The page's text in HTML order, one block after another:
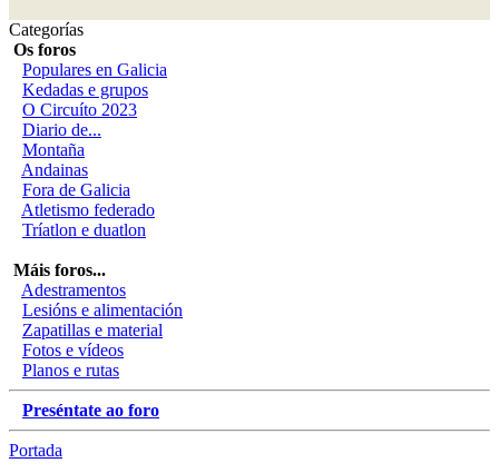
Categorías
Os foros
Populares en Galicia
Kedadas e grupos
O Circuíto 2023
Diario de...
Montaña
Andainas
Fora de Galicia
Atletismo federado
Tríatlon e duatlon
Máis foros...
Adestramentos
Lesións e alimentación
Zapatillas e material
Fotos e vídeos
Planos e rutas
Preséntate ao foro
Portada